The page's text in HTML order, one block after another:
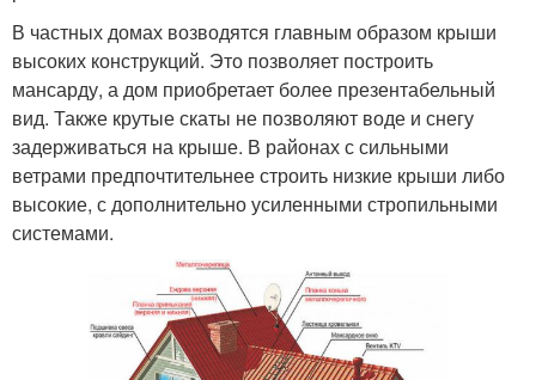
В частных домах возводятся главным образом крыши
высоких конструкций. Это позволяет построить
мансарду, а дом приобретает более презентабельный
вид. Также крутые скаты не позволяют воде и снегу
задерживаться на крыше. В районах с сильными
ветрами предпочтительнее строить низкие крыши либо
высокие, с дополнительно усиленными стропильными
системами.